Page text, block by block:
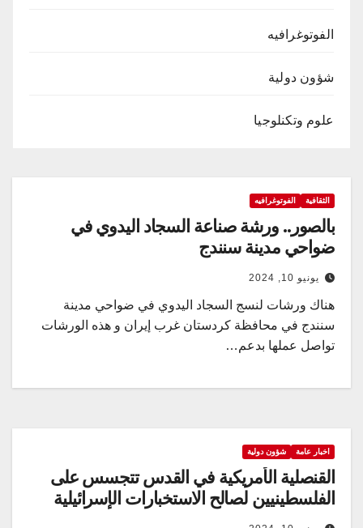
الفوتوغرافيه
شؤون دولية
علوم وتكنلوجيا
الثقافية الفوتوغرافيه
بالصور.. ورشة صناعة السجاد اليدوي في
ضواحي مدينة سنندج
يونيو 10, 2024
هناك ورشات لنسج السجاد اليدوي في ضواحي مدينة
سنندج في محافظة كردستان غرب إيران و هذه الورشات
تواصل عملها بدعم…
اخبار عامة شؤون دولية
القنصلية الأمريكية في القدس تتجسس على
الفلسطينيين لصالح الاستخبارات الإسرائيلية